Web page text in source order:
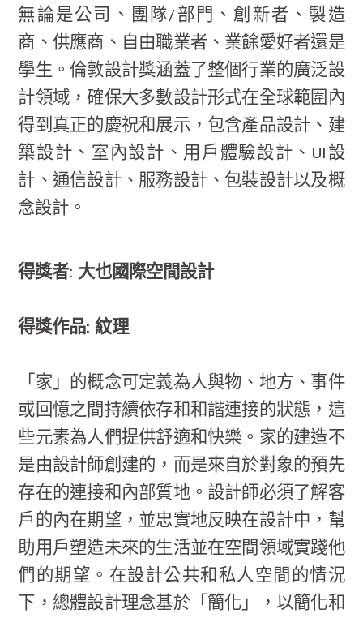
無論是公司、團隊/部門、創新者、製造
商、供應商、自由職業者、業餘愛好者還是
學生。倫敦設計獎涵蓋了整個行業的廣泛設
計領域，確保大多數設計形式在全球範圍內
得到真正的慶祝和展示，包含產品設計、建
築設計、室內設計、用戶體驗設計、UI設
計、通信設計、服務設計、包裝設計以及概
念設計。
得獎者: 大也國際空間設計
得獎作品: 紋理
「家」的概念可定義為人與物、地方、事件
或回憶之間持續依存和和諧連接的狀態，這
些元素為人們提供舒適和快樂。家的建造不
是由設計師創建的，而是來自於對象的預先
存在的連接和內部質地。設計師必須了解客
戶的內在期望，並忠實地反映在設計中，幫
助用戶塑造未來的生活並在空間領域實踐他
們的期望。在設計公共和私人空間的情況
下，總體設計理念基於「簡化」，以簡化和